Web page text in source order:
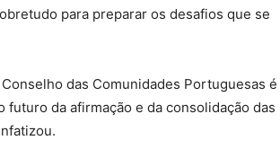
para preparar os desafios que se
das Comunidades Portuguesas é
da afirmação e da consolidação das